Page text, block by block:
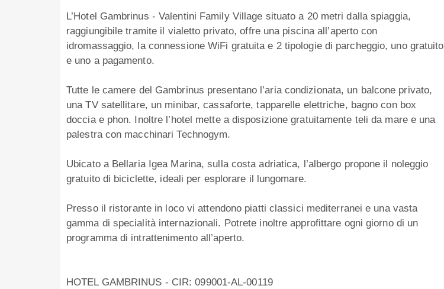
L’Hotel Gambrinus - Valentini Family Village situato a 20 metri dalla spiaggia,
raggiungibile tramite il vialetto privato, offre una piscina all’aperto con
idromassaggio, la connessione WiFi gratuita e 2 tipologie di parcheggio, uno gratuito
e uno a pagamento.
Tutte le camere del Gambrinus presentano l’aria condizionata, un balcone privato,
una TV satellitare, un minibar, cassaforte, tapparelle elettriche, bagno con box
doccia e phon. Inoltre l’hotel mette a disposizione gratuitamente teli da mare e una
palestra con macchinari Technogym.
Ubicato a Bellaria Igea Marina, sulla costa adriatica, l’albergo propone il noleggio
gratuito di biciclette, ideali per esplorare il lungomare.
Presso il ristorante in loco vi attendono piatti classici mediterranei e una vasta
gamma di specialità internazionali. Potrete inoltre approfittare ogni giorno di un
programma di intrattenimento all’aperto.
HOTEL GAMBRINUS - CIR: 099001-AL-00119